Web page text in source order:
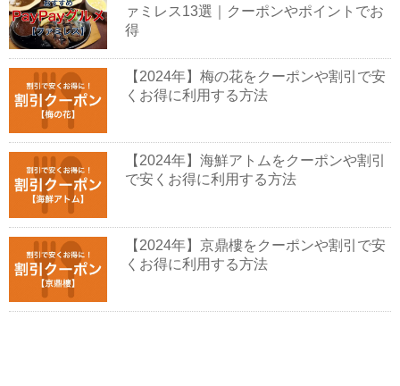
ァミレス13選｜クーポンやポイントでお
得
【2024年】梅の花をクーポンや割引で安
くお得に利用する方法
【2024年】海鮮アトムをクーポンや割引
で安くお得に利用する方法
【2024年】京鼎樓をクーポンや割引で安
くお得に利用する方法